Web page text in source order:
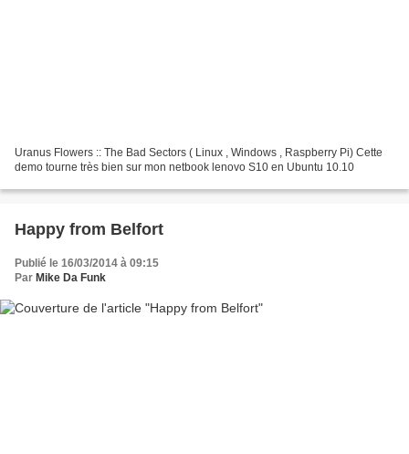
Uranus Flowers :: The Bad Sectors ( Linux , Windows , Raspberry Pi) Cette
demo tourne très bien sur mon netbook lenovo S10 en Ubuntu 10.10
Happy from Belfort
Publié le 16/03/2014 à 09:15
Par Mike Da Funk